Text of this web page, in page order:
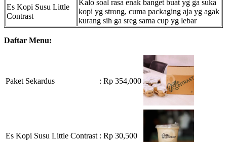
Es Kopi Susu Little
Contrast
Kalo soal rasa enak banget buat yg ga suka
kopi yg strong, cuma packaging aja yg agak
kurang sih ga sreg sama cup yg lebar
Daftar Menu:
Paket Sekardus : Rp 354,000
Es Kopi Susu Little Contrast : Rp 30,500